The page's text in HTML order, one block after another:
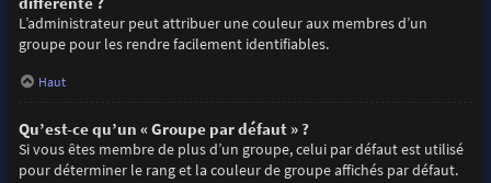
L’administrateur peut attribuer une couleur aux membres d’un
groupe pour les rendre facilement identifiables.
Haut
Qu’est-ce qu’un « Groupe par défaut » ?
Si vous êtes membre de plus d’un groupe, celui par défaut est utilisé
pour déterminer le rang et la couleur de groupe affichés par défaut.